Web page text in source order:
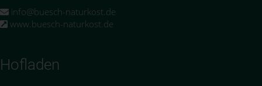
info@buesch-naturkost.de
www.buesch-naturkost.de
Hofladen